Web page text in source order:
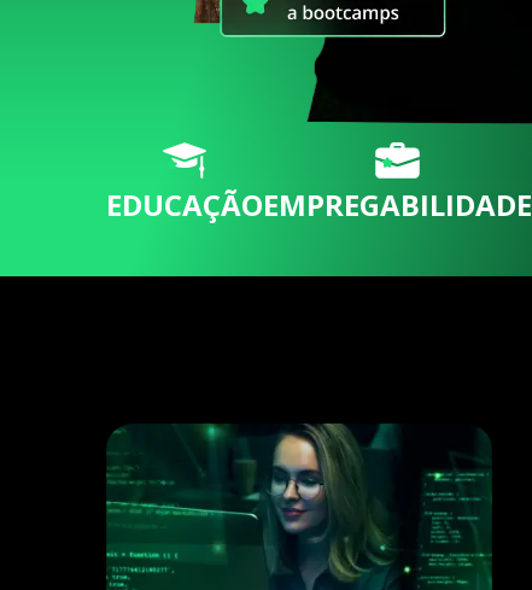
EDUCAÇÃOEMPREGABILIDADE